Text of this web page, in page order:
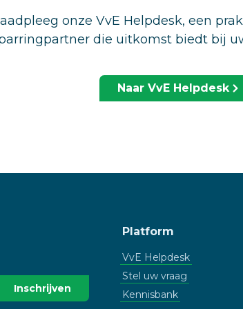
onze VvE Helpdesk, een
die uitkomst biedt bij
Naar VvE Helpdesk
Platform
VvE Helpdesk
Stel uw vraag
Kennisbank